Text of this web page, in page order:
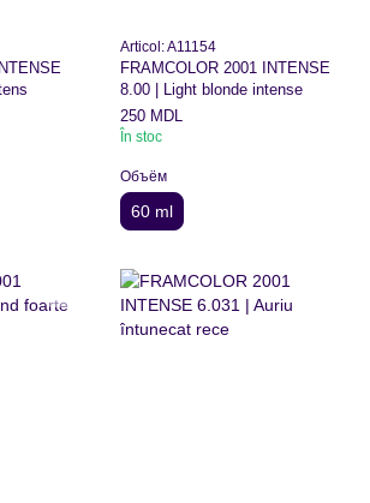
Articol: A11154
FRAMCOLOR 2001 INTENSE
8.00 | Light blonde intense
250 MDL
În stoc
Объём
60 ml